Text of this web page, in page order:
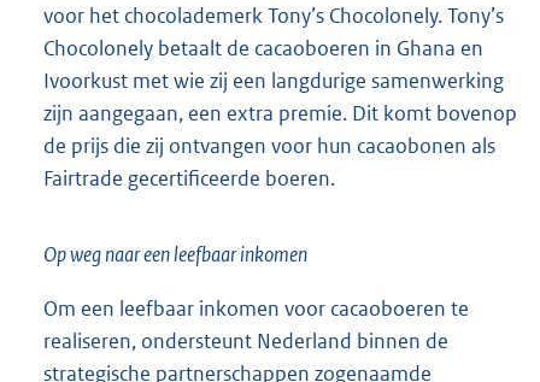
voor het chocolademerk Tony’s Chocolonely. Tony’s
Chocolonely betaalt de cacaoboeren in Ghana en
Ivoorkust met wie zij een langdurige samenwerking
zijn aangegaan, een extra premie. Dit komt bovenop
de prijs die zij ontvangen voor hun cacaobonen als
Fairtrade gecertificeerde boeren.
Op weg naar een leefbaar inkomen
Om een leefbaar inkomen voor cacaoboeren te
realiseren, ondersteunt Nederland binnen de
strategische partnerschappen zogenaamde